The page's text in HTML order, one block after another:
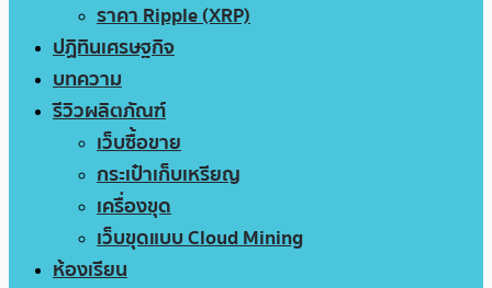
ราคา Ripple (XRP)
ปฏิทินเศรษฐกิจ
บทความ
รีวิวผลิตภัณฑ์
เว็บซื้อขาย
กระเป๋าเก็บเหรียญ
เครื่องขุด
เว็บขุดแบบ Cloud Mining
ห้องเรียน